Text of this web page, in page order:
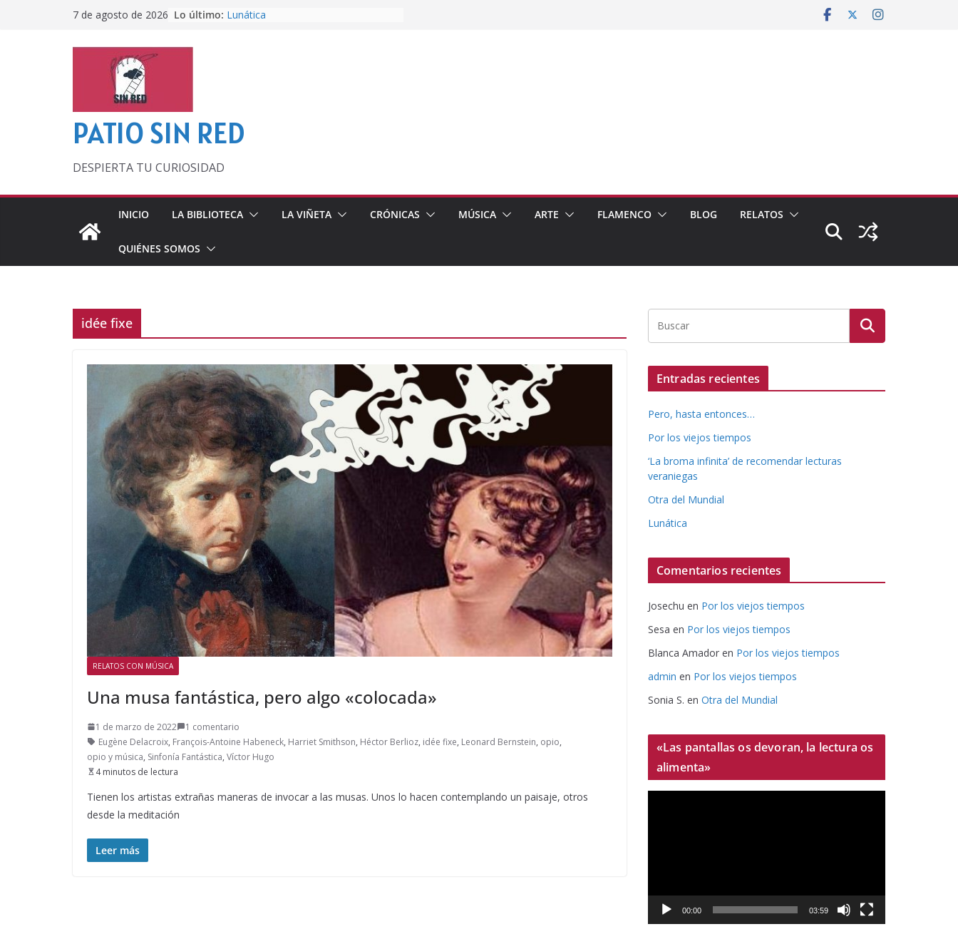
7 de agosto de 2026 Lo último: Lunática
PATIO SIN RED
DESPIERTA TU CURIOSIDAD
INICIO LA BIBLIOTECA LA VIÑETA CRÓNICAS MÚSICA ARTE FLAMENCO BLOG RELATOS
QUIÉNES SOMOS
idée fixe
RELATOS CON MÚSICA
Una musa fantástica, pero algo «colocada»
1 de marzo de 2022
1 comentario
Eugène Delacroix, François-Antoine Habeneck, Harriet Smithson, Héctor Berlioz, idée fixe, Leonard Bernstein, opio,
opio y música, Sinfonía Fantástica, Víctor Hugo
4 minutos de lectura
Tienen los artistas extrañas maneras de invocar a las musas. Unos lo hacen contemplando un paisaje, otros
desde la meditación
Leer más
Entradas recientes
Pero, hasta entonces…
Por los viejos tiempos
‘La broma infinita’ de recomendar lecturas
veraniegas
Otra del Mundial
Lunática
Comentarios recientes
Josechu en Por los viejos tiempos
Sesa en Por los viejos tiempos
Blanca Amador en Por los viejos tiempos
admin en Por los viejos tiempos
Sonia S. en Otra del Mundial
«Las pantallas os devoran, la lectura os
alimenta»
c
00:00 03:59